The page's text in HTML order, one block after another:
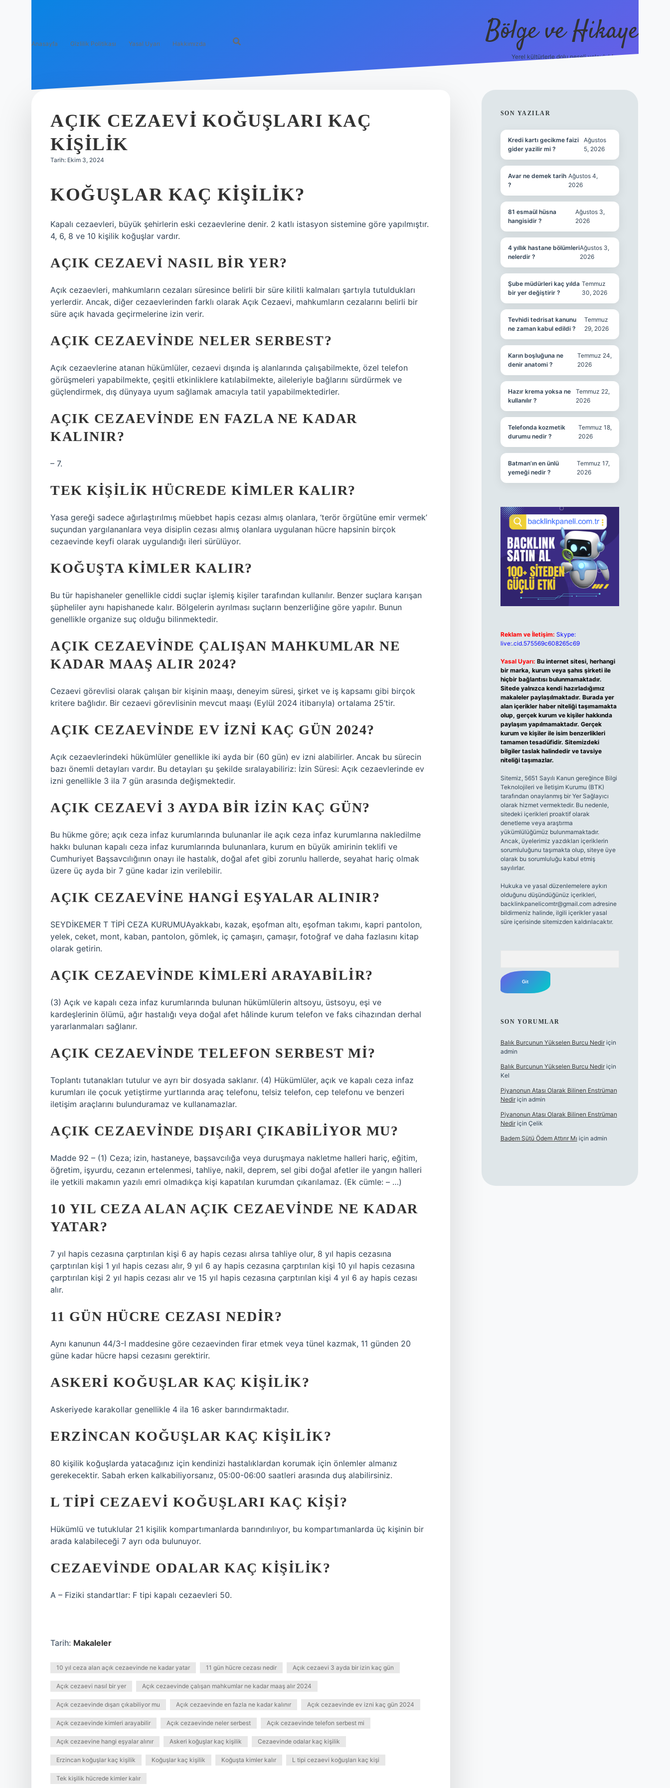
Anasayfa Gizlilik Politikası Yasal Uyarı Hakkımızda Bölge ve Hikaye
Yerel kültürlerle dolu neşeli yolculuk!
AÇIK CEZAEVI KOĞUŞLARI KAÇ
KIŞILIK
Tarih: Ekim 3, 2024
KOĞUŞLAR KAÇ KIŞILIK?
Kapalı cezaevleri, büyük şehirlerin eski cezaevlerine denir. 2 katlı istasyon sistemine göre yapılmıştır.
4, 6, 8 ve 10 kişilik koğuşlar vardır.
AÇIK CEZAEVI NASIL BIR YER?
Açık cezaevleri, mahkumların cezaları süresince belirli bir süre kilitli kalmaları şartıyla tutuldukları
yerlerdir. Ancak, diğer cezaevlerinden farklı olarak Açık Cezaevi, mahkumların cezalarını belirli bir
süre açık havada geçirmelerine izin verir.
AÇIK CEZAEVINDE NELER SERBEST?
Açık cezaevlerine atanan hükümlüler, cezaevi dışında iş alanlarında çalışabilmekte, özel telefon
görüşmeleri yapabilmekte, çeşitli etkinliklere katılabilmekte, aileleriyle bağlarını sürdürmek ve
güçlendirmek, dış dünyaya uyum sağlamak amacıyla tatil yapabilmektedirler.
AÇIK CEZAEVINDE EN FAZLA NE KADAR
KALINIR?
– 7.
TEK KIŞILIK HÜCREDE KIMLER KALIR?
Yasa gereği sadece ağırlaştırılmış müebbet hapis cezası almış olanlara, ‘terör örgütüne emir vermek’
suçundan yargılananlara veya disiplin cezası almış olanlara uygulanan hücre hapsinin birçok
cezaevinde keyfi olarak uygulandığı ileri sürülüyor.
KOĞUŞTA KIMLER KALIR?
Bu tür hapishaneler genellikle ciddi suçlar işlemiş kişiler tarafından kullanılır. Benzer suçlara karışan
şüpheliler aynı hapishanede kalır. Bölgelerin ayrılması suçların benzerliğine göre yapılır. Bunun
genellikle organize suç olduğu bilinmektedir.
AÇIK CEZAEVINDE ÇALIŞAN MAHKUMLAR NE
KADAR MAAŞ ALIR 2024?
Cezaevi görevlisi olarak çalışan bir kişinin maaşı, deneyim süresi, şirket ve iş kapsamı gibi birçok
kritere bağlıdır. Bir cezaevi görevlisinin mevcut maaşı (Eylül 2024 itibarıyla) ortalama 25’tir.
AÇIK CEZAEVINDE EV IZNI KAÇ GÜN 2024?
Açık cezaevlerindeki hükümlüler genellikle iki ayda bir (60 gün) ev izni alabilirler. Ancak bu sürecin
bazı önemli detayları vardır. Bu detayları şu şekilde sıralayabiliriz: İzin Süresi: Açık cezaevlerinde ev
izni genellikle 3 ila 7 gün arasında değişmektedir.
AÇIK CEZAEVI 3 AYDA BIR IZIN KAÇ GÜN?
Bu hükme göre; açık ceza infaz kurumlarında bulunanlar ile açık ceza infaz kurumlarına nakledilme
hakkı bulunan kapalı ceza infaz kurumlarında bulunanlara, kurum en büyük amirinin teklifi ve
Cumhuriyet Başsavcılığının onayı ile hastalık, doğal afet gibi zorunlu hallerde, seyahat hariç olmak
üzere üç ayda bir 7 güne kadar izin verilebilir.
AÇIK CEZAEVINE HANGI EŞYALAR ALINIR?
SEYDİKEMER T TİPİ CEZA KURUMUAyakkabı, kazak, eşofman altı, eşofman takımı, kapri pantolon,
yelek, ceket, mont, kaban, pantolon, gömlek, iç çamaşırı, çamaşır, fotoğraf ve daha fazlasını kitap
olarak getirin.
AÇIK CEZAEVINDE KIMLERI ARAYABILIR?
(3) Açık ve kapalı ceza infaz kurumlarında bulunan hükümlülerin altsoyu, üstsoyu, eşi ve
kardeşlerinin ölümü, ağır hastalığı veya doğal afet hâlinde kurum telefon ve faks cihazından derhal
yararlanmaları sağlanır.
AÇIK CEZAEVINDE TELEFON SERBEST MI?
Toplantı tutanakları tutulur ve ayrı bir dosyada saklanır. (4) Hükümlüler, açık ve kapalı ceza infaz
kurumları ile çocuk yetiştirme yurtlarında araç telefonu, telsiz telefon, cep telefonu ve benzeri
iletişim araçlarını bulunduramaz ve kullanamazlar.
AÇIK CEZAEVINDE DIŞARI ÇIKABILIYOR MU?
Madde 92 – (1) Ceza; izin, hastaneye, başsavcılığa veya duruşmaya nakletme halleri hariç, eğitim,
öğretim, işyurdu, cezanın ertelenmesi, tahliye, nakil, deprem, sel gibi doğal afetler ile yangın halleri
ile yetkili makamın yazılı emri olmadıkça kişi kapatılan kurumdan çıkarılamaz. (Ek cümle: – …)
10 YIL CEZA ALAN AÇIK CEZAEVINDE NE KADAR
YATAR?
7 yıl hapis cezasına çarptırılan kişi 6 ay hapis cezası alırsa tahliye olur, 8 yıl hapis cezasına
çarptırılan kişi 1 yıl hapis cezası alır, 9 yıl 6 ay hapis cezasına çarptırılan kişi 10 yıl hapis cezasına
çarptırılan kişi 2 yıl hapis cezası alır ve 15 yıl hapis cezasına çarptırılan kişi 4 yıl 6 ay hapis cezası
alır.
11 GÜN HÜCRE CEZASI NEDIR?
Aynı kanunun 44/3-I maddesine göre cezaevinden firar etmek veya tünel kazmak, 11 günden 20
güne kadar hücre hapsi cezasını gerektirir.
ASKERI KOĞUŞLAR KAÇ KIŞILIK?
Askeriyede karakollar genellikle 4 ila 16 asker barındırmaktadır.
ERZINCAN KOĞUŞLAR KAÇ KIŞILIK?
80 kişilik koğuşlarda yatacağınız için kendinizi hastalıklardan korumak için önlemler almanız
gerekecektir. Sabah erken kalkabiliyorsanız, 05:00-06:00 saatleri arasında duş alabilirsiniz.
L TIPI CEZAEVI KOĞUŞLARI KAÇ KIŞI?
Hükümlü ve tutuklular 21 kişilik kompartımanlarda barındırılıyor, bu kompartımanlarda üç kişinin bir
arada kalabileceği 7 ayrı oda bulunuyor.
CEZAEVINDE ODALAR KAÇ KIŞILIK?
A – Fiziki standartlar: F tipi kapalı cezaevleri 50.
Tarih: Makaleler
10 yıl ceza alan açık cezaevinde ne kadar yatar 11 gün hücre cezası nedir Açık cezaevi 3 ayda bir izin kaç gün
Açık cezaevi nasıl bir yer Açık cezaevinde çalışan mahkumlar ne kadar maaş alır 2024
Açık cezaevinde dışarı çıkabiliyor mu Açık cezaevinde en fazla ne kadar kalınır Açık cezaevinde ev izni kaç gün 2024
Açık cezaevinde kimleri arayabilir Açık cezaevinde neler serbest Açık cezaevinde telefon serbest mi
Açık cezaevine hangi eşyalar alınır Askeri koğuşlar kaç kişilik Cezaevinde odalar kaç kişilik
Erzincan koğuşlar kaç kişilik Koğuşlar kaç kişilik Koğuşta kimler kalır L tipi cezaevi koğuşları kaç kişi
Tek kişilik hücrede kimler kalır
SIDEBAR
SON YAZILAR
Kredi kartı gecikme faizi
gider yazilir mi ?
Ağustos
5, 2026
Avar ne demek tarih
?
Ağustos 4,
2026
81 esmaül hüsna
hangisidir ?
Ağustos 3,
2026
4 yıllık hastane bölümleri
nelerdir ?
Ağustos 3,
2026
Şube müdürleri kaç yılda
bir yer değiştirir ?
Temmuz
30, 2026
Tevhidi tedrisat kanunu
ne zaman kabul edildi ?
Temmuz
29, 2026
Karın boşluğuna ne
denir anatomi ?
Temmuz 24,
2026
Hazır krema yoksa ne
kullanılır ?
Temmuz 22,
2026
Telefonda kozmetik
durumu nedir ?
Temmuz 18,
2026
Batman’ın en ünlü
yemeği nedir ?
Temmuz 17,
2026
Reklam ve İletişim: Skype:
live:.cid.575569c608265c69
Yasal Uyarı: Bu internet sitesi, herhangi
bir marka, kurum veya şahıs şirketi ile
hiçbir bağlantısı bulunmamaktadır.
Sitede yalnızca kendi hazırladığımız
makaleler paylaşılmaktadır. Burada yer
alan içerikler haber niteliği taşımamakta
olup, gerçek kurum ve kişiler hakkında
paylaşım yapılmamaktadır. Gerçek
kurum ve kişiler ile isim benzerlikleri
tamamen tesadüfidir. Sitemizdeki
bilgiler taslak halindedir ve tavsiye
niteliği taşımazlar.
Sitemiz, 5651 Sayılı Kanun gereğince Bilgi
Teknolojileri ve İletişim Kurumu (BTK)
tarafından onaylanmış bir Yer Sağlayıcı
olarak hizmet vermektedir. Bu nedenle,
sitedeki içerikleri proaktif olarak
denetleme veya araştırma
yükümlülüğümüz bulunmamaktadır.
Ancak, üyelerimiz yazdıkları içeriklerin
sorumluluğunu taşımakta olup, siteye üye
olarak bu sorumluluğu kabul etmiş
sayılırlar.
Hukuka ve yasal düzenlemelere aykırı
olduğunu düşündüğünüz içerikleri,
backlinkpanelicomtr@gmail.comadresine
bildirmeniz halinde, ilgili içerikler yasal
süre içerisinde sitemizden kaldırılacaktır.
SON YORUMLAR
Balık Burcunun Yükselen Burcu Nediriçin
admin
Balık Burcunun Yükselen Burcu Nediriçin
Kel
Piyanonun Atası Olarak Bilinen Enstrüman
Nediriçin admin
Piyanonun Atası Olarak Bilinen Enstrüman
Nediriçin Çelik
Badem Sütü Ödem Attırır Mı için admin
grand opera bet